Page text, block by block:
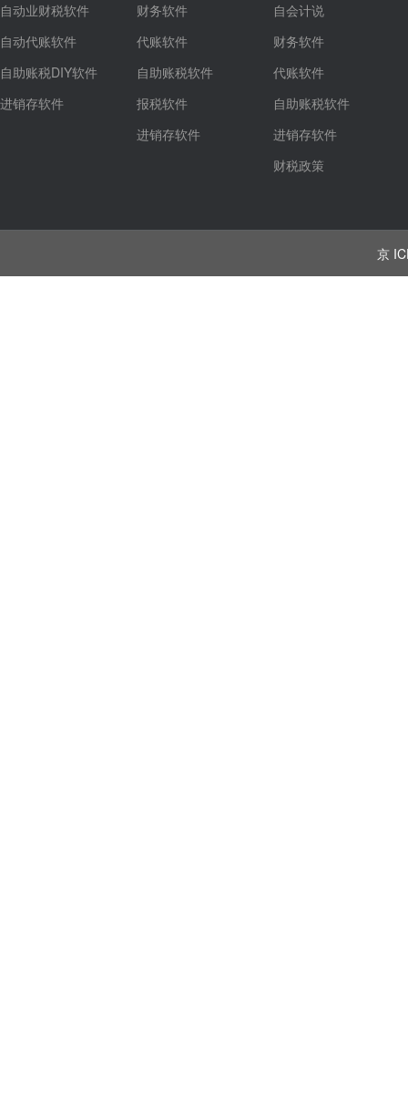
自动业财税软件
自动代账软件
自助账税DIY软件
进销存软件
财务软件
代账软件
自助账税软件
报税软件
进销存软件
自会计说
财务软件
代账软件
自助账税软件
进销存软件
财税政策
京